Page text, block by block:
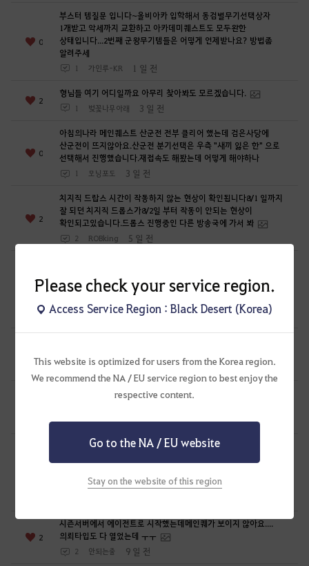
Please check your service region.
Access Service Region : Black Desert (Korea)
This website is optimized for users from the Korea region.
We recommend the NA / EU service region to best enjoy the
respective content.
Go to the NA / EU website
Stay on the website of this region
동
하
겠
습
니
까
?
0
부스터 템질문 입니다~올비아카 입학해서 동검별무기선택상자
1개받고 악세까지 교환하고 아카데미퀘스트도 모두완한
상태입니다...2번째 군왕무기템들은 어떻게 언제받나요? 방법좀
알려주세
1 가인루-KR 1 일 전
2
형님들 여기 어디일까요 아무리 찾아봐도 모르겠습니다.
1 벚꽃나무아래 3 일 전
0
아침의나라 메인퀘스트 산군전 전부 클리어 했는데 검은사당에
산군전이 뜨지않아요.산군전 분기선택은 우측 "새끼 잃은 한" 으로
선택해서 진행했습니다.재접속도 해봤는데 어떻게 해야하나
1 모닝포도 3 일 전
2
치지직 드랍스 시간이 작동하지 않는 현상이 확인됩니다8/1 일까지
잘 되던 치지직 드롭스가8/2일 부터 작동이 안되는 현상이
확인되고있습니다.드롭스 진행중인 다른 방송국에 가서 봐
2 ROBking 5 일 전
0
전승퀘스트까지 완료했는데발레노스 시작퀘가 받아지지 않네요.
1 RedCAT-KR 7 일 전
1 s김영s-KR 7 일 전
[지원] 산군 팔재시니 퀘스트가 안보여요 다른 태고 지원퀘스트는
1 MAREO-KR 9 일 전
안녕하세요 며칠만에 글에서 뵙네요혹시요 질문이 또
있어서요아침의 나라 전용 케릭은없는 마그누스 (아침의나라)
2
시즌서버에서 에이전트로 시작했는데메인퀘가 보이지 않아요....
의뢰타입도 다 열었는데 ㅜㅜ
2 안되는줄 9 일 전